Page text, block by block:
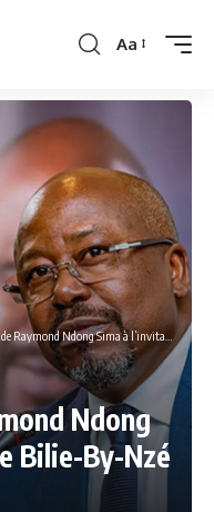
Font
Aa
Ndong Sima à l’invitation de Bilie-By-Nzé : Les raisons
Ndong
Bilie-By-Nzé